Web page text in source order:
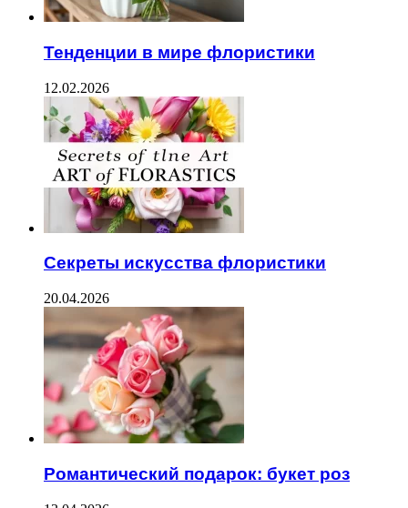
Тенденции в мире флористики
12.02.2026
Секреты искусства флористики
20.04.2026
Романтический подарок: букет роз